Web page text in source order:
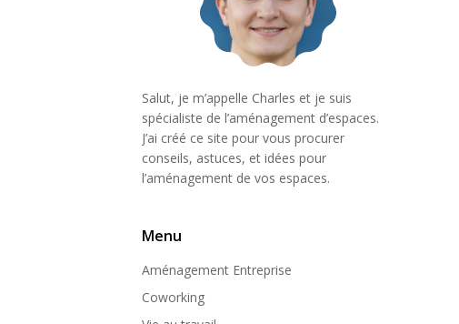
Salut, je m’appelle Charles et je suis
spécialiste de l’aménagement d’espaces.
J’ai créé ce site pour vous procurer
conseils, astuces, et idées pour
l’aménagement de vos espaces.
Menu
Aménagement Entreprise
Coworking